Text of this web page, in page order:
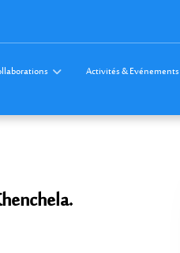
Activités & Evénements